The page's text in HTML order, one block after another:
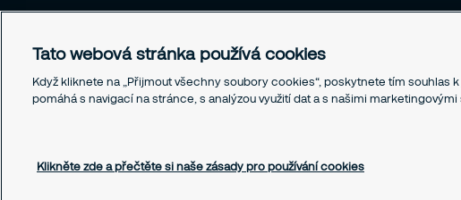
© SECURITAS ČR s.r.o., 2026
Tato webová stránka používá cookies
Když kliknete na „Přijmout všechny soubory cookies“, poskytnete tím souhlas
pomáhá s navigací na stránce, s analýzou využití dat a s našimi marketingovými
Klikněte zde a přečtěte si naše zásady pro používání cookies